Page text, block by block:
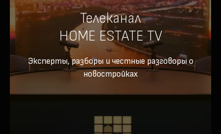
Телеканал
HOME ESTATE TV
Эксперты, разборы и честные разговоры о
новостройках